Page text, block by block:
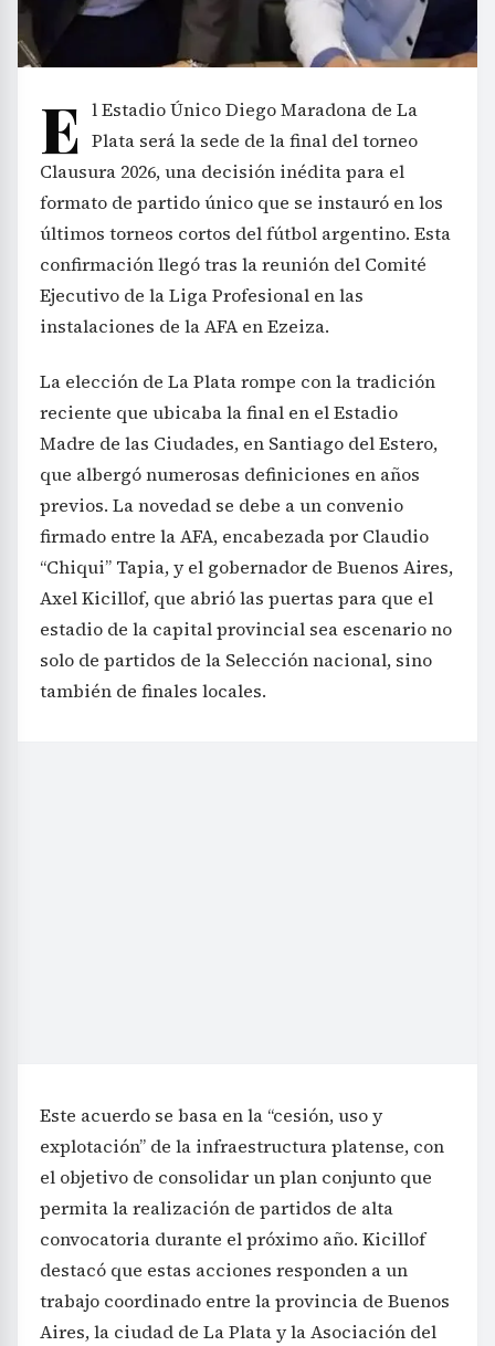
E l Estadio Único Diego Maradona de La
Plata será la sede de la final del torneo
Clausura 2026, una decisión inédita para el
formato de partido único que se instauró en los
últimos torneos cortos del fútbol argentino. Esta
confirmación llegó tras la reunión del Comité
Ejecutivo de la Liga Profesional en las
instalaciones de la AFA en Ezeiza.
La elección de La Plata rompe con la tradición
reciente que ubicaba la final en el Estadio
Madre de las Ciudades, en Santiago del Estero,
que albergó numerosas definiciones en años
previos. La novedad se debe a un convenio
firmado entre la AFA, encabezada por Claudio
“Chiqui” Tapia, y el gobernador de Buenos Aires,
Axel Kicillof, que abrió las puertas para que el
estadio de la capital provincial sea escenario no
solo de partidos de la Selección nacional, sino
también de finales locales.
Este acuerdo se basa en la “cesión, uso y
explotación” de la infraestructura platense, con
el objetivo de consolidar un plan conjunto que
permita la realización de partidos de alta
convocatoria durante el próximo año. Kicillof
destacó que estas acciones responden a un
trabajo coordinado entre la provincia de Buenos
Aires, la ciudad de La Plata y la Asociación del